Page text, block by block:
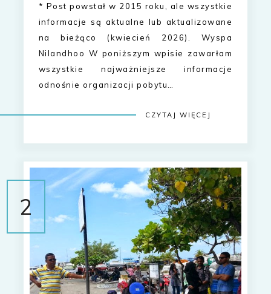
* Post powstał w 2015 roku, ale wszystkie
informacje są aktualne lub aktualizowane
na bieżąco (kwiecień 2026). Wyspa
Nilandhoo W poniższym wpisie zawarłam
wszystkie najważniejsze informacje
odnośnie organizacji pobytu…
CZYTAJ WIĘCEJ